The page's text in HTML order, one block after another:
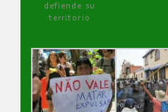
defiende su
territorio